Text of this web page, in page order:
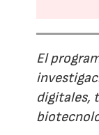
El
digitales,